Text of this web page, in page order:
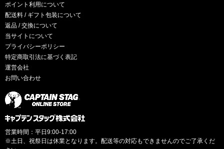
ポイント利用について
配送料 / ギフト包装について
返品 / 交換について
当サイトについて
プライバシーポリシー
特定商取引法に基づく表記
運営会社
お問い合わせ
営業時間：平日9:00-17:00
※土日、祝祭日は休業となります。配送等の対応もできませんのでご了承くだ